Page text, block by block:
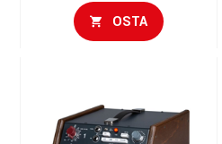
OSTA